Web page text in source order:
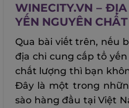
WINECITY.VN –
YẾN NGUYÊN CHẤT
Qua bài viết trên, nếu
địa chỉ cung cấp tổ
chất lượng thì bạn
Đây là một trong
sào hàng đầu tại Việt